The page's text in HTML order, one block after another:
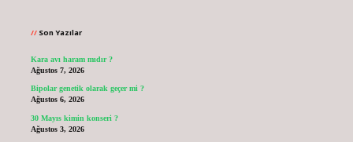
Son Yazılar
Kara avı haram mıdır ?
Ağustos 7, 2026
Bipolar genetik olarak geçer mi ?
Ağustos 6, 2026
30 Mayıs kimin konseri ?
Ağustos 3, 2026